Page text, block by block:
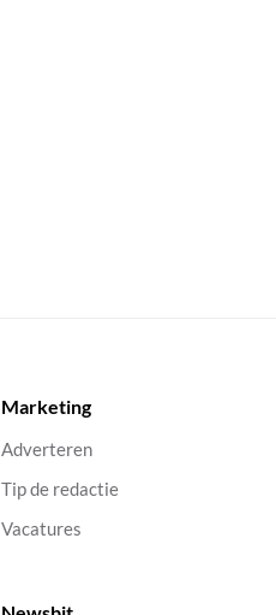
Marketing
Adverteren
Tip de redactie
Vacatures